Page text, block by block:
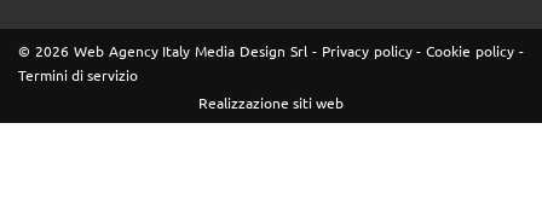
© 2026 Web Agency Italy Media Design Srl - Privacy policy-Cookie policy -
Termini di servizio
Realizzazione siti web